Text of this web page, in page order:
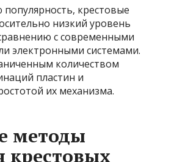
крестовые
низкий уровень
с современными
электронными системами.
количеством
пластин и
их механизма.
методы
крестовых